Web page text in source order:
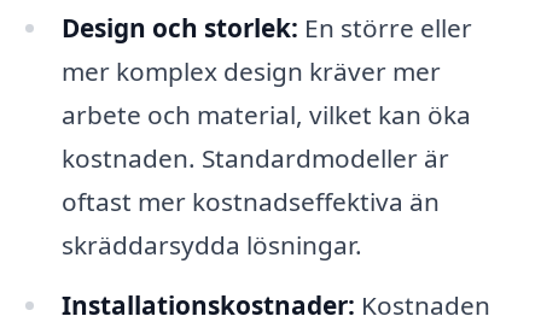
Design och storlek: En större eller
mer komplex design kräver mer
arbete och material, vilket kan öka
kostnaden. Standardmodeller är
oftast mer kostnadseffektiva än
skräddarsydda lösningar.
Installationskostnader: Kostnaden